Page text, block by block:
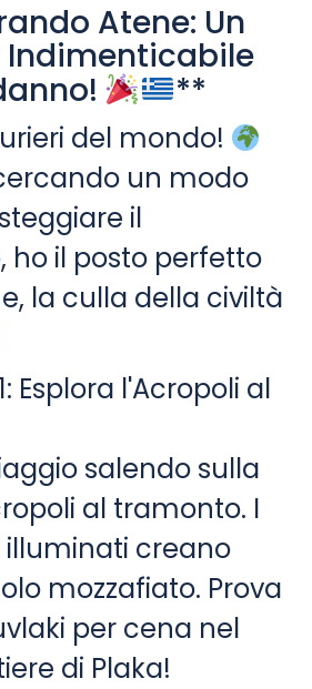
Atene: Un
Indimenticabile
**
del mondo!
un modo
il
ho il posto perfetto
la culla della civiltà
Esplora l'Acropoli al
salendo sulla
al tramonto. I
creano
mozzafiato. Prova
per cena nel
di Plaka!